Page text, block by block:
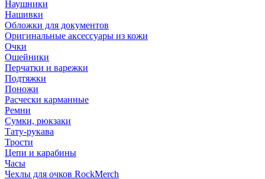
Наушники
Нашивки
Обложки для документов
Оригинальные аксессуары из кожи
Очки
Ошейники
Перчатки и варежки
Подтяжки
Поножи
Расчески карманные
Ремни
Сумки, рюкзаки
Тату-рукава
Трости
Цепи и карабины
Часы
Чехлы для очков RockMerch